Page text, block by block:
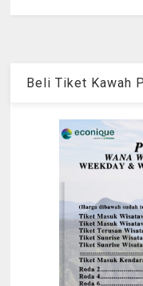
Beli Tiket Kawah